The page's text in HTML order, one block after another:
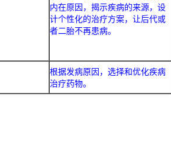
内在原因，揭示疾病的来源，设
计个性化的治疗方案，让后代或
者二胎不再患病。
根据发病原因，选择和优化疾病
治疗药物。